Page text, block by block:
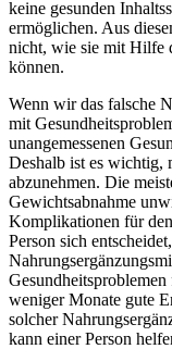
keine gesunden
ermöglichen. Aus
nicht, wie sie mit Hilfe
können.
Wenn wir das falsche
mit
unangemessenen
Deshalb ist es wichtig,
abzunehmen. Die
Gewichtsabnahme
Komplikationen für
Person sich
weniger Monate gute
solcher
kann einer Person